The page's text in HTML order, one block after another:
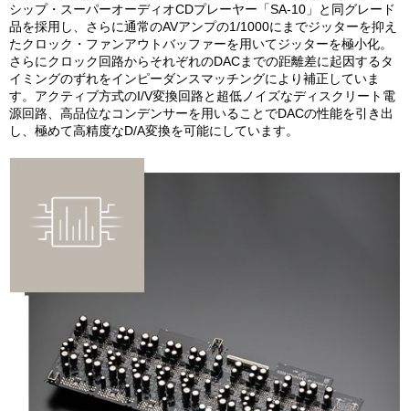
シップ・スーパーオーディオCDプレーヤー「SA-10」と同グレード
品を採用し、さらに通常のAVアンプの1/1000にまでジッターを抑え
たクロック・ファンアウトバッファーを用いてジッターを極小化。
さらにクロック回路からそれぞれのDACまでの距離差に起因するタ
イミングのずれをインピーダンスマッチングにより補正していま
す。アクティブ方式のI/V変換回路と超低ノイズなディスクリート電
源回路、高品位なコンデンサーを用いることでDACの性能を引き出
し、極めて高精度なD/A変換を可能にしています。